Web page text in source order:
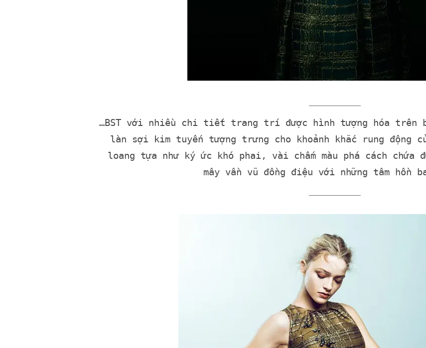
…BST với nhiều chi tiết trang trí được hình tượng hóa trên
làn sợi kim tuyến tượng trưng cho khoảnh khắc rung động
loang tựa như ký ức khó phai, vài chấm màu phá cách chứa
mây vần vũ đồng điệu với những tâm hồn